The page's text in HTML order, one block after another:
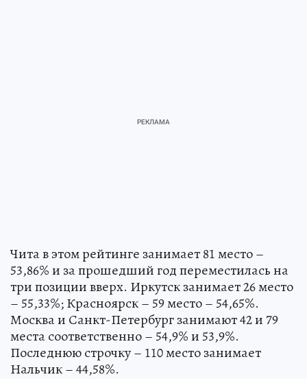
Чита в этом рейтинге занимает 81 место –
53,86% и за прошедший год переместилась на
три позиции вверх. Иркутск занимает 26 место
– 55,33%; Красноярск – 59 место – 54,65%.
Москва и Санкт-Петербург занимают 42 и 79
места соответственно – 54,9% и 53,9%.
Последнюю строчку – 110 место занимает
Нальчик – 44,58%.